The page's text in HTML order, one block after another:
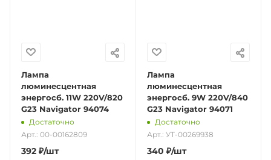
Лампа
люминесцентная
энергосб. 11W 220V/820
G23 Navigator 94074
Достаточно
Арт.: 00-00162809
392 ₽/шт
Лампа
люминесцентная
энергосб. 9W 220V/840
G23 Navigator 94071
Достаточно
Арт.: УТ-00269938
340 ₽/шт